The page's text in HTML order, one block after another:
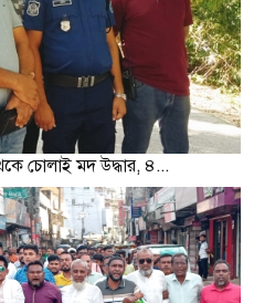
চোলাই মদ উদ্ধার, ৪...